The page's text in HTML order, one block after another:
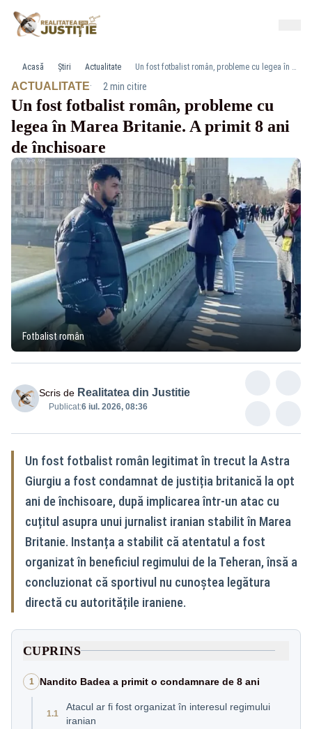
Acasă Știri Actualitate Un fost fotbalist român, probleme cu legea în Marea Britanie. A primit 8 ani de închisoare
ACTUALITATE· 2 min citire
Un fost fotbalist român, probleme cu
legea în Marea Britanie. A primit 8 ani
de închisoare
Fotbalist român
Scris de Realitatea din Justitie
Publicat:6 iul. 2026, 08:36
Un fost fotbalist român legitimat în trecut la Astra
Giurgiu a fost condamnat de justiția britanică la opt
ani de închisoare, după implicarea într-un atac cu
cuțitul asupra unui jurnalist iranian stabilit în Marea
Britanie. Instanța a stabilit că atentatul a fost
organizat în beneficiul regimului de la Teheran, însă a
concluzionat că sportivul nu cunoștea legătura
directă cu autoritățile iraniene.
CUPRINS
1 Nandito Badea a primit o condamnare de 8 ani
1.1
Atacul ar fi fost organizat în interesul regimului
iranian